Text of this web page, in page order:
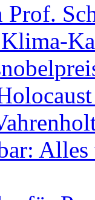
Prof.